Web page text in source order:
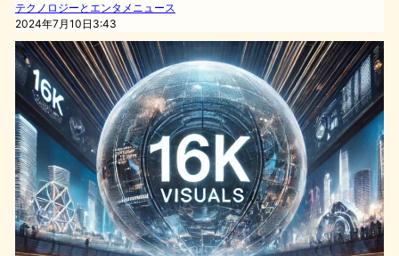
テクノロジーとエンタメニュース
2024年7月10日3:43